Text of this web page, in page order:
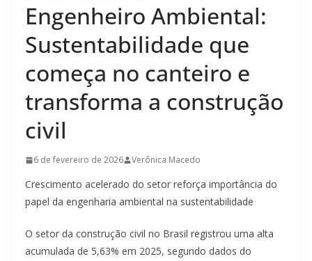
Engenheiro Ambiental:
Sustentabilidade que
começa no canteiro e
transforma a construção
civil
6 de fevereiro de 2026 Verônica Macedo
Crescimento acelerado do setor reforça importância do
papel da engenharia ambiental na sustentabilidade
O setor da construção civil no Brasil registrou uma alta
acumulada de 5,63% em 2025, segundo dados do